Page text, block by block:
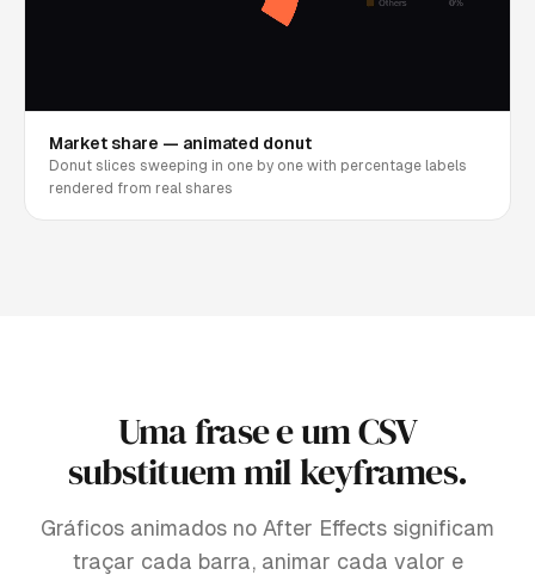
Market share — animated donut
Donut slices sweeping in one by one with percentage labels
rendered from real shares
Uma frase e um CSV
substituem mil keyframes.
Gráficos animados no After Effects significam
traçar cada barra, animar cada valor e